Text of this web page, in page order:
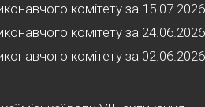
комітету за 15.07.2026
комітету за 24.06.2026
комітету за 02.06.2026